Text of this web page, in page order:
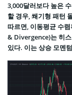
3,000달러보다 높은
할 경우, 쐐기형 패턴
따르면, 이동평균 수
& Divergence)는 히
있다. 이는 상승 모멘